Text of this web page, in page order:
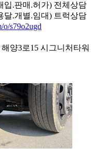
입.판매.허가) 전체상담
달.개별.임대) 트럭상담
o/s79o2ugd
양3로15 시그니처타워